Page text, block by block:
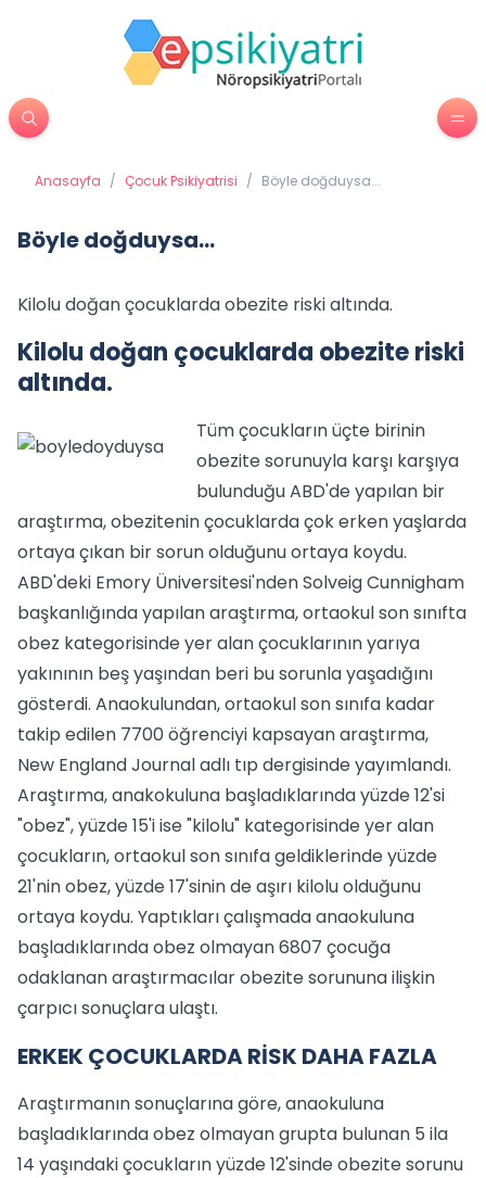
Anasayfa / Çocuk Psikiyatrisi / Böyle doğduysa...
Böyle doğduysa...
Kilolu doğan çocuklarda obezite riski altında.
Kilolu doğan çocuklarda obezite riski
altında.
Tüm çocukların üçte birinin
obezite sorunuyla karşı karşıya
bulunduğu ABD'de yapılan bir
araştırma, obezitenin çocuklarda çok erken yaşlarda
ortaya çıkan bir sorun olduğunu ortaya koydu.
ABD'deki Emory Üniversitesi'nden Solveig Cunnigham
başkanlığında yapılan araştırma, ortaokul son sınıfta
obez kategorisinde yer alan çocuklarının yarıya
yakınının beş yaşından beri bu sorunla yaşadığını
gösterdi. Anaokulundan, ortaokul son sınıfa kadar
takip edilen 7700 öğrenciyi kapsayan araştırma,
New England Journal adlı tıp dergisinde yayımlandı.
Araştırma, anakokuluna başladıklarında yüzde 12'si
"obez", yüzde 15'i ise "kilolu" kategorisinde yer alan
çocukların, ortaokul son sınıfa geldiklerinde yüzde
21'nin obez, yüzde 17'sinin de aşırı kilolu olduğunu
ortaya koydu. Yaptıkları çalışmada anaokuluna
başladıklarında obez olmayan 6807 çocuğa
odaklanan araştırmacılar obezite sorununa ilişkin
çarpıcı sonuçlara ulaştı.
ERKEK ÇOCUKLARDA RİSK DAHA FAZLA
Araştırmanın sonuçlarına göre, anaokuluna
başladıklarında obez olmayan grupta bulunan 5 ila
14 yaşındaki çocukların yüzde 12'sinde obezite sorunu